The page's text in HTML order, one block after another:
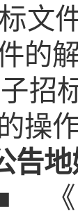
文
的
招
操
告